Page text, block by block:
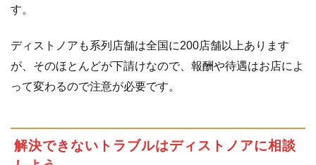
す。
ディストノアも系列店舗は全国に200店舗以上あります
が、そのほとんどが下請けなので、報酬や待遇はお店によ
って変わるので注意が必要です。
解決できないトラブルはディストノアに相談